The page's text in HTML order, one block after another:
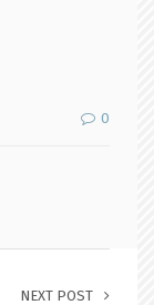
0
NEXT POST